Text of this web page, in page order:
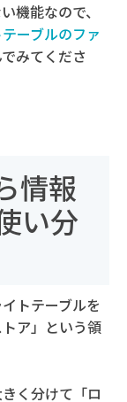
機能なので、
ーブルのファ
みてくださ
情報
い分
トテーブルを
ア」という領
く分けて「ロ